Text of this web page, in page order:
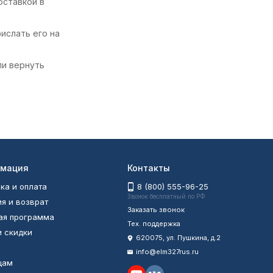
его на
вернуть
и оплата
и возврат
программа
скидки
Контакты
8 (800) 555-96-25
Звонок бесплатный по РФ
Заказать звонок
Тех. поддержка
620075, ул. Пушкина, д.2
info@elm327rus.ru